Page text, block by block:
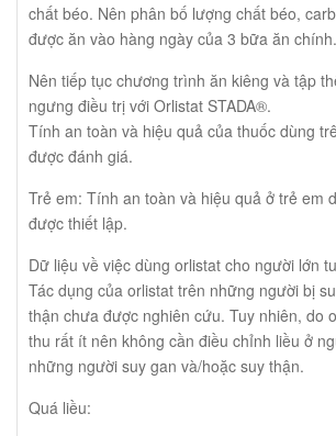
chất béo. Nên phân bố lượng chất béo,
được ăn vào hàng ngày của 3 bữa ăn chính.
Nên tiếp tục chương trình ăn kiêng và tập
ngưng điều trị với Orlistat STADA®.
Tính an toàn và hiệu quả của thuốc dùng
được đánh giá.
Trẻ em: Tính an toàn và hiệu quả ở trẻ em
được thiết lập.
Dữ liệu về việc dùng orlistat cho người lớn
Tác dụng của orlistat trên những người bị
thận chưa được nghiên cứu. Tuy nhiên, do
thu rất ít nên không cần điều chỉnh liều ở
những người suy gan và/hoặc suy thận.
Quá liều: